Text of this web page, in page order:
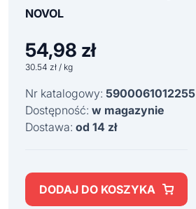
NOVOL
54,98 zł
30.54 zł / kg
Nr katalogowy: 5900061012255
Dostępność: w magazynie
Dostawa: od 14 zł
DODAJ DO KOSZYKA